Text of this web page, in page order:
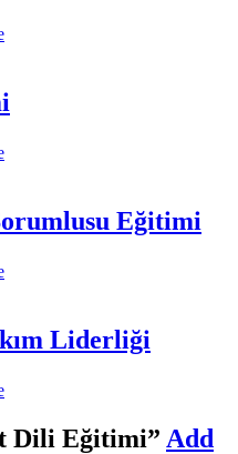
Eğitimi
Liderliği
Dili Eğitimi” Add